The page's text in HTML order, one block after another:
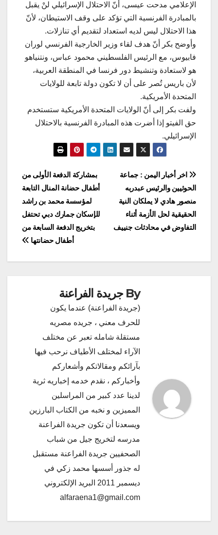
الإعلامي مدحت عيسى، أنّ الاحتلال الإسرائيلي لنْ يقبل
بالمبادرة الفرنسية التي تؤكد على وقف الاستيطان، لأنّ
هذا الاحتلال ليس لديه استعداد لتقديم أي تنازلات.
وأوضح بكر أنّ هدف لقاء وزير الخارجية الفرنسي لوران
فابيوس، مع الرئيس الفلسطيني محمود عباس، ونتنياهو
هو لاستعادة وتنشيط دور فرنسا في المنطقة العربية،
لأن باريس تُصر على أن لا تكون دولة تابعة للولايات
المتحدة الأمريكية.
ولفت بكر إلى أنّ الولايات المتحدة الأمريكية ستستخدم
حق الفيتو إذا أضرت هذه المبادرة الفرنسية بالاحتلال
الإسرائيلي.
تصفّح
المقالات
بمشاركة الدفعة الأولى من
أطفال حضانة المنال التابعة
لمؤسسة محمد بن راشد
للإسكان جمارك دبي تحتفل
بتخريج الدفعة السابعة من
أطفال حضانتها
اخر أخبار اليمن : جماعة
الحوثيين والرئيس عبدربه
منصور هادي لا يملكان النية
الحقيقية لحل الأزمة أثناء
التفاوض في محادثات جنييف
By جريدة الفراعنة
(جريدة الفراعنة) عندما يكون
للحرف معني ، جريده مصريه
مستقلة شامله تعبر عن مختلف
الآراء لمختلف الأطياف نرحب فيها
بآرائكم ومقالاتكم وأشعاركم
وأخباركم ، نقدم خدمه إخباريه ثرية
لدينا عدد كبير من المراسلين
المميزين و نخبه من الكتاب البارزين
ويسعدنا أن تكون جريدة الفراعنة
مدرسه لتخريج جيل من شباب
الصحفيين جريدة الفراعنة مستقبل
له جذور أسسها محمد زكي في
ديسمبر 2011 البريد الإلكتروني
alfaraena1@gmail.com